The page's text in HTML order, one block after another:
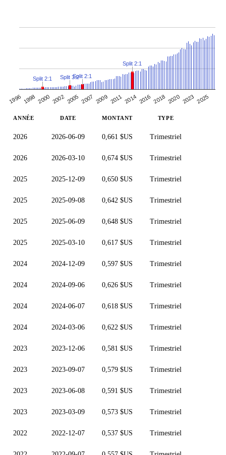
1996 1998 2000 2002 2005 2007 2009 2011 2014 2016 2018 2020 2023 2025
Split 2:1 Split 3:2Split 2:1
Split 2:1
ANNÉE DATE MONTANT TYPE
2026 2026-06-09 0,661 $US Trimestriel
2026 2026-03-10 0,674 $US Trimestriel
2025 2025-12-09 0,650 $US Trimestriel
2025 2025-09-08 0,642 $US Trimestriel
2025 2025-06-09 0,648 $US Trimestriel
2025 2025-03-10 0,617 $US Trimestriel
2024 2024-12-09 0,597 $US Trimestriel
2024 2024-09-06 0,626 $US Trimestriel
2024 2024-06-07 0,618 $US Trimestriel
2024 2024-03-06 0,622 $US Trimestriel
2023 2023-12-06 0,581 $US Trimestriel
2023 2023-09-07 0,579 $US Trimestriel
2023 2023-06-08 0,591 $US Trimestriel
2023 2023-03-09 0,573 $US Trimestriel
2022 2022-12-07 0,537 $US Trimestriel